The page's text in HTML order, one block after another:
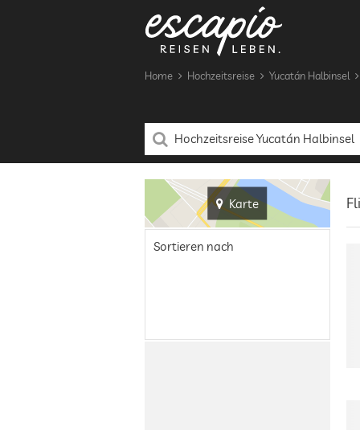
Home Hochzeitsreise Yucatán Halbinsel
Karte
Sortieren nach